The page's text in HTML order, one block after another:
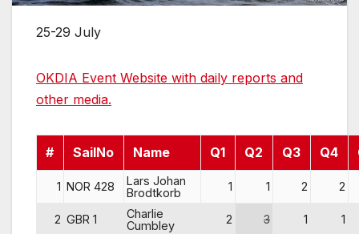
25-29 July
OKDIA Event Website with daily reports and
other media.
# SailNo Name Q1 Q2 Q3 Q4
1 NOR 428
Lars Johan
Brodtkorb
1 1 2 2
2 GBR 1
Charlie
Cumbley
2 3 1
1